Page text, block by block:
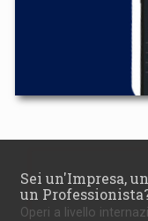
Sei un'Impresa,
un
Operi a livello